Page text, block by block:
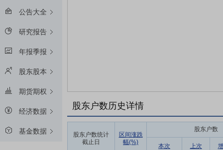
公告大全
研究报告
年报季报
股东股本
期货期权
经济数据
基金数据
股东户数历史详情
股东户数统计
截止日
区间涨跌
幅(%)
股东户数
本次 上次